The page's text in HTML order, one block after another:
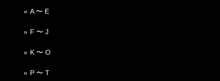
A 〜 E
F 〜 J
K 〜 O
P 〜 T